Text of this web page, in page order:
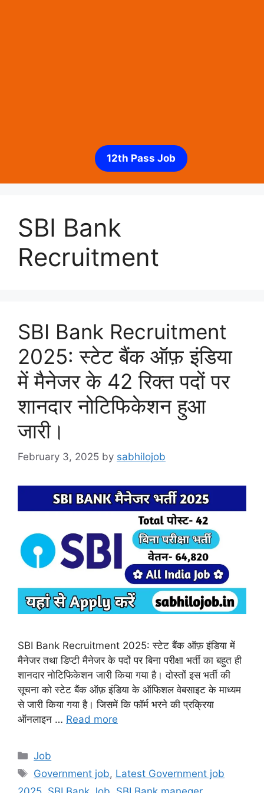
12th Pass Job
SBI Bank
Recruitment
SBI Bank Recruitment
2025: स्टेट बैंक ऑफ़ इंडिया
में मैनेजर के 42 रिक्त पदों पर
शानदार नोटिफिकेशन हुआ
जारी।
February 3, 2025 by sabhilojob
SBI Bank Recruitment 2025: स्टेट बैंक ऑफ़ इंडिया में
मैनेजर तथा डिप्टी मैनेजर के पदों पर बिना परीक्षा भर्ती का बहुत ही
शानदार नोटिफिकेशन जारी किया गया है। दोस्तों इस भर्ती की
सूचना को स्टेट बैंक ऑफ़ इंडिया के ऑफिशल वेबसाइट के माध्यम
से जारी किया गया है। जिसमें कि फॉर्म भरने की प्रक्रिया
ऑनलाइन … Read more
Categories
Job
Tags
Government job, Latest Government job